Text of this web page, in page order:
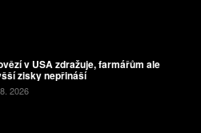
v USA zdražuje, farmářům ale
zisky nepřináší
2026